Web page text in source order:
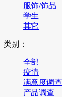
服饰/饰品
学生
其它
类别：
全部
疫情
满意度调查
产品调查